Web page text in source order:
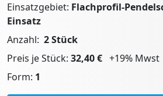
Einsatzgebiet: Flachprofil-
Einsatz
Anzahl: 2 Stück
Preis je Stück: 32,40 € +19% Mwst
Form: 1